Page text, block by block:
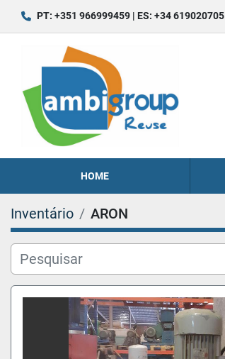
PT: +351 966999459 | ES: +34 619020705
HOME
Inventário ARON